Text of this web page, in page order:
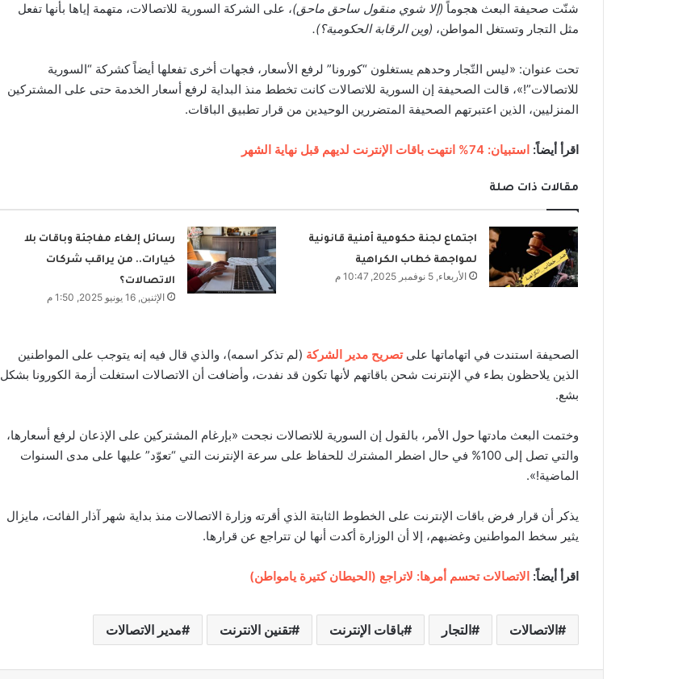
شنّت صحيفة البعث هجوماً (إلا شوي منقول ساحق ماحق)، على الشركة السورية للاتصالات، متهمة إياها بأنها تفعل
مثل التجار وتستغل المواطن، (وين الرقابة الحكومية؟).
تحت عنوان: «ليس التّجار وحدهم يستغلون “كورونا” لرفع الأسعار، فجهات أخرى تفعلها أيضاً كشركة “السورية
للاتصالات”!»، قالت الصحيفة إن السورية للاتصالات كانت تخطط منذ البداية لرفع أسعار الخدمة حتى على المشتركين
المنزليين، الذين اعتبرتهم الصحيفة المتضررين الوحيدين من قرار تطبيق الباقات.
اقرأ أيضاً: استبيان: 74% انتهت باقات الإنترنت لديهم قبل نهاية الشهر
مقالات ذات صلة
اجتماع لجنة حكومية أمنية قانونية
لمواجهة خطاب الكراهية
الأربعاء, 5 نوفمبر 2025, 10:47 م
رسائل إلغاء مفاجئة وباقات بلا
خيارات.. من يراقب شركات
الاتصالات؟
الإثنين, 16 يونيو 2025, 1:50 م
الصحيفة استندت في اتهاماتها علىتصريح مدير الشركة (لم تذكر اسمه)، والذي قال فيه إنه يتوجب على المواطنين
الذين يلاحظون بطء في الإنترنت شحن باقاتهم لأنها تكون قد نفدت، وأضافت أن الاتصالات استغلت أزمة الكورونا بشكل
بشع.
وختمت البعث مادتها حول الأمر، بالقول إن السورية للاتصالات نجحت «بإرغام المشتركين على الإذعان لرفع أسعارها،
والتي تصل إلى 100% في حال اضطر المشترك للحفاظ على سرعة الإنترنت التي “تعوّد” عليها على مدى السنوات
الماضية!».
يذكر أن قرار فرض باقات الإنترنت على الخطوط الثابتة الذي أقرته وزارة الاتصالات منذ بداية شهر آذار الفائت، مايزال
يثير سخط المواطنين وغضبهم، إلا أن الوزارة أكدت أنها لن تتراجع عن قرارها.
اقرأ أيضاً: الاتصالات تحسم أمرها: لاتراجع (الحيطان كتيرة يامواطن)
الاتصالات التجار باقات الإنترنت تقنين الانترنت مدير الاتصالات